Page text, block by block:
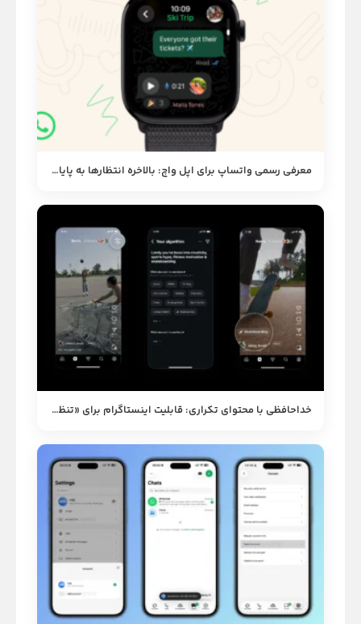
معرفی رسمی واتساپ برای اپل واچ: بالاخره انتظارها به پایان رسید!
خداحافظی با محتوای تکراری: قابلیت اینستاگرام برای «تنظیم مجدد» الگوریتم ریلز